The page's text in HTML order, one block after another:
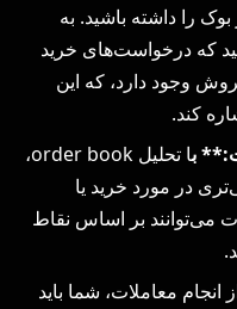
را داشته باشید. به
که درخواست‌های خرید
وجود دارد، که این
کند.
ب
ا تحلیل order book،
در مورد خرید یا
می‌توانند بر اساس نقاط
انجام معاملات، شما باید